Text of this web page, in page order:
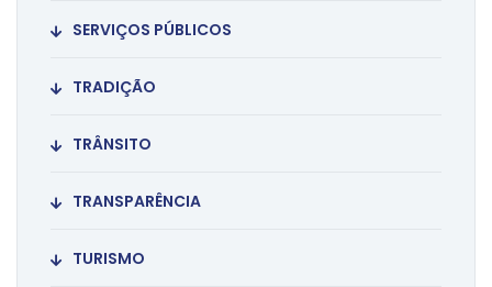
SERVIÇOS PÚBLICOS
TRADIÇÃO
TRÂNSITO
TRANSPARÊNCIA
TURISMO